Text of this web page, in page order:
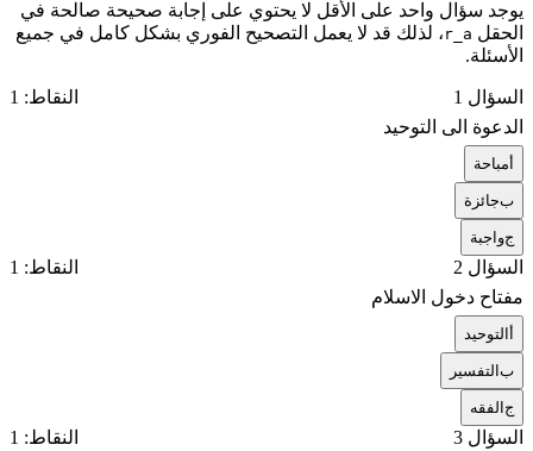
يوجد سؤال واحد على الأقل لا يحتوي على إجابة صحيحة صالحة في
الحقل r_a، لذلك قد لا يعمل التصحيح الفوري بشكل كامل في جميع
الأسئلة.
السؤال 1
النقاط: 1
الدعوة الى التوحيد
مباحة
بجائزة
جواجبة
السؤال 2
النقاط: 1
مفتاح دخول الاسلام
التوحيد
بالتفسير
جالفقه
السؤال 3
النقاط: 1